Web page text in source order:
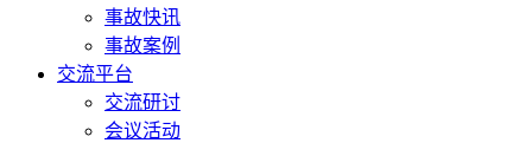
事故快讯
事故案例
交流平台
交流研讨
会议活动